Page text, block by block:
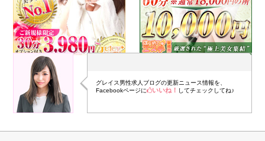
グレイス男性求人ブログの更新ニュース情報を、
Facebookページに
いいね！ してチェックしてね♪